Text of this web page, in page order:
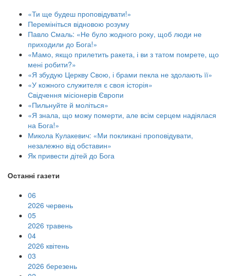
«Ти ще будеш проповідувати!»
Перемініться відновою розуму
Павло Смаль: «Не було жодного року, щоб люди не
приходили до Бога!»
«Мамо, якщо прилетить ракета, і ви з татом помрете, що
мені робити?»
«Я збудую Церкву Свою, і брами пекла не здолають її»
«У кожного служителя є своя історія»
Свідчення місіонерів Європи
«Пильнуйте й моліться»
«Я знала, що можу померти, але всім серцем надіялася
на Бога!»
Микола Кулакевич: «Ми покликані проповідувати,
незалежно від обставин»
Як привести дітей до Бога
Останні газети
06
2026 червень
05
2026 травень
04
2026 квітень
03
2026 березень